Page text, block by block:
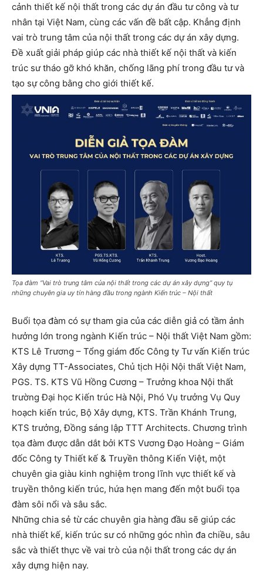
cảnh thiết kế nội thất trong các dự án đầu tư công và tư
nhân tại Việt Nam, cùng các vấn đề bất cập. Khẳng định
vai trò trung tâm của nội thất trong các dự án xây dựng.
Đề xuất giải pháp giúp các nhà thiết kế nội thất và kiến
trúc sư tháo gỡ khó khăn, chống lãng phí trong đầu tư và
tạo sự công bằng cho giới thiết kế.
Tọa đàm “Vai trò trung tâm của nội thất trong các dự án xây dựng” quy tụ
những chuyên gia uy tín hàng đầu trong ngành Kiến trúc – Nội thất
Buổi tọa đàm có sự tham gia của các diễn giả có tầm ảnh
hưởng lớn trong ngành Kiến trúc – Nội thất Việt Nam gồm:
KTS Lê Trương – Tổng giám đốc Công ty Tư vấn Kiến trúc
Xây dựng TT-Associates, Chủ tịch Hội Nội thất Việt Nam,
PGS. TS. KTS Vũ Hồng Cương – Trưởng khoa Nội thất
trường Đại học Kiến trúc Hà Nội, Phó Vụ trưởng Vụ Quy
hoạch kiến trúc, Bộ Xây dựng, KTS. Trần Khánh Trung,
KTS trưởng, Đồng sáng lập TTT Architects. Chương trình
tọa đàm được dẫn dắt bởi KTS Vương Đạo Hoàng – Giám
đốc Công ty Thiết kế & Truyền thông Kiến Việt, một
chuyên gia giàu kinh nghiệm trong lĩnh vực thiết kế và
truyền thông kiến trúc, hứa hẹn mang đến một buổi tọa
đàm sôi nổi và sâu sắc.
Những chia sẻ từ các chuyên gia hàng đầu sẽ giúp các
nhà thiết kế, kiến trúc sư có những góc nhìn đa chiều, sâu
sắc và thiết thực về vai trò của nội thất trong các dự án
xây dựng hiện nay.